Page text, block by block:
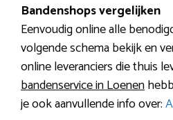
Bandenshops vergelijken
Eenvoudig online alle
volgende schema bekijk en
online leveranciers die thuis
bandenservice in Loenen
je ook aanvullende info over: